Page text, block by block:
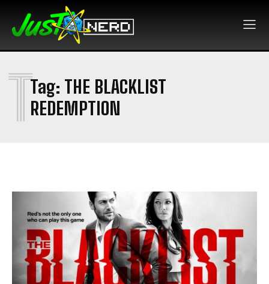
Tag: THE BLACKLIST
REDEMPTION
T